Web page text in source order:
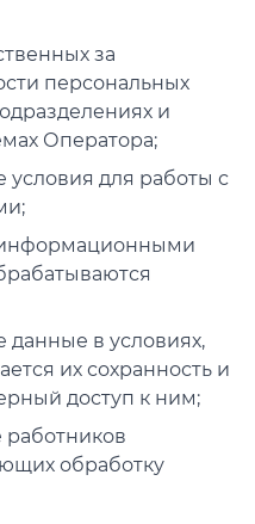
за
персональных
и
Оператора;
условия для работы с
информационными
данные в условиях,
их сохранность и
доступ к ним;
работников
обработку